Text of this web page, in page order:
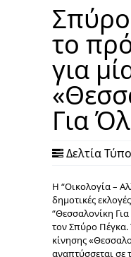
το
για
Για
Δελτία
Η “Οικολογία –
δημοτικές
“Θεσσαλονίκη
τον Σπύρο Πέγκα.
κίνησης
αναπτύσσεται σε